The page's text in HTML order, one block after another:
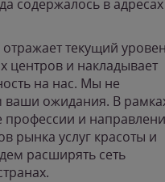
содержалось в адресах
текущий
центров и накладывает
на нас. Мы не
ваши ожидания. В
и
рынка услуг красоты и
расширять сеть